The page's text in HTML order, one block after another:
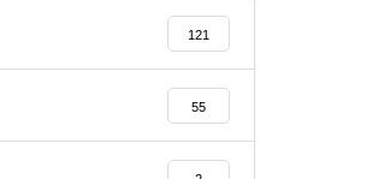
121
55